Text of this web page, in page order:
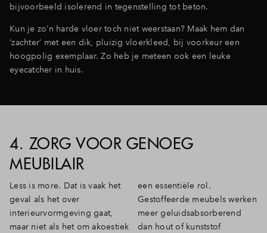
bijvoorbeeld isolerend in tegenstelling tot beton.
Kun je zo’n harde vloer toch niet weerstaan? Maak hem dan
‘zachter’ met een dik, pluizig vloerkleed, bij voorkeur een
hoogpolig exemplaar. Zo heb je meteen ook een leuke
eyecatcher in huis.
4. ZORG VOOR GENOEG
MEUBILAIR
Less is more. Dat is vaak het
geval als het over
interieurvormgeving gaat,
maar niet als het om akoestiek
een essentiële rol.
Gestoffeerde meubels werken
meer geluidsabsorberend
dan hout of kunststof